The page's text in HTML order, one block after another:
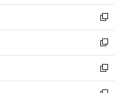
ウ
ィ
ン
ド
ウ
で
開
し
い
ウ
ィ
ン
ド
ウ
新
し
い
ウ
ィ
ン
新
し
い
ウ
新
し